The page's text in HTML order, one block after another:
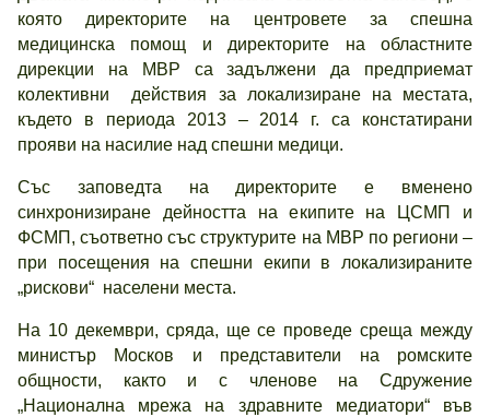
която директорите на центровете за спешна
медицинска помощ и директорите на областните
дирекции на МВР са задължени да предприемат
колективни действия за локализиране на местата,
където в периода 2013 – 2014 г. са констатирани
прояви на насилие над спешни медици.
Със заповедта на директорите е вменено
синхронизиране дейността на екипите на ЦСМП и
ФСМП, съответно със структурите на МВР по региони –
при посещения на спешни екипи в локализираните
„рискови“ населени места.
На 10 декември, сряда, ще се проведе среща между
министър Москов и представители на ромските
общности, както и с членове на Сдружение
„Национална мрежа на здравните медиатори“ във